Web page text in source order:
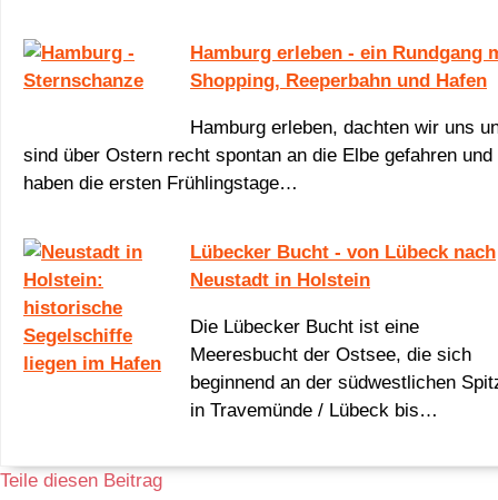
Hamburg erleben - ein Rundgang
Shopping, Reeperbahn und Hafen
Hamburg erleben, dachten wir uns
sind über Ostern recht spontan an die Elbe gefahren und
haben die ersten Frühlingstage…
Lübecker Bucht - von Lübeck nach
Neustadt in Holstein
Die Lübecker Bucht ist eine
Meeresbucht der Ostsee, die sich
beginnend an der südwestlichen
in Travemünde / Lübeck bis…
Teile diesen Beitrag